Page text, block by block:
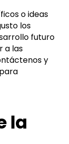
o ideas
los
futuro
a las
y
la